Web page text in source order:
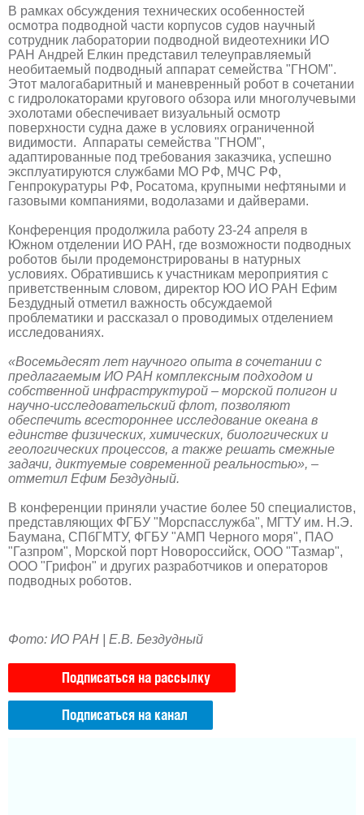
В рамках обсуждения технических особенностей
осмотра подводной части корпусов судов научный
сотрудник лаборатории подводной видеотехники ИО
РАН Андрей Елкин представил телеуправляемый
необитаемый подводный аппарат семейства "ГНОМ".
Этот малогабаритный и маневренный робот в сочетании
с гидролокаторами кругового обзора или многолучевыми
эхолотами обеспечивает визуальный осмотр
поверхности судна даже в условиях ограниченной
видимости. Аппараты семейства "ГНОМ",
адаптированные под требования заказчика, успешно
эксплуатируются службами МО РФ, МЧС РФ,
Генпрокуратуры РФ, Росатома, крупными нефтяными и
газовыми компаниями, водолазами и дайверами.
Конференция продолжила работу 23-24 апреля в
Южном отделении ИО РАН, где возможности подводных
роботов были продемонстрированы в натурных
условиях. Обратившись к участникам мероприятия с
приветственным словом, директор ЮО ИО РАН Ефим
Бездудный отметил важность обсуждаемой
проблематики и рассказал о проводимых отделением
исследованиях.
«Восемьдесят лет научного опыта в сочетании с
предлагаемым ИО РАН комплексным подходом и
собственной инфраструктурой – морской полигон и
научно-исследовательский флот, позволяют
обеспечить всестороннее исследование океана в
единстве физических, химических, биологических и
геологических процессов, а также решать смежные
задачи, диктуемые современной реальностью», –
отметил Ефим Бездудный.
В конференции приняли участие более 50 специалистов,
представляющих ФГБУ "Морспасслужба", МГТУ им. Н.Э.
Баумана, СПбГМТУ, ФГБУ "АМП Черного моря", ПАО
"Газпром", Морской порт Новороссийск, ООО "Тазмар",
ООО "Грифон" и других разработчиков и операторов
подводных роботов.
Фото: ИО РАН | Е.В. Бездудный
Подписаться на рассылку
Подписаться на канал